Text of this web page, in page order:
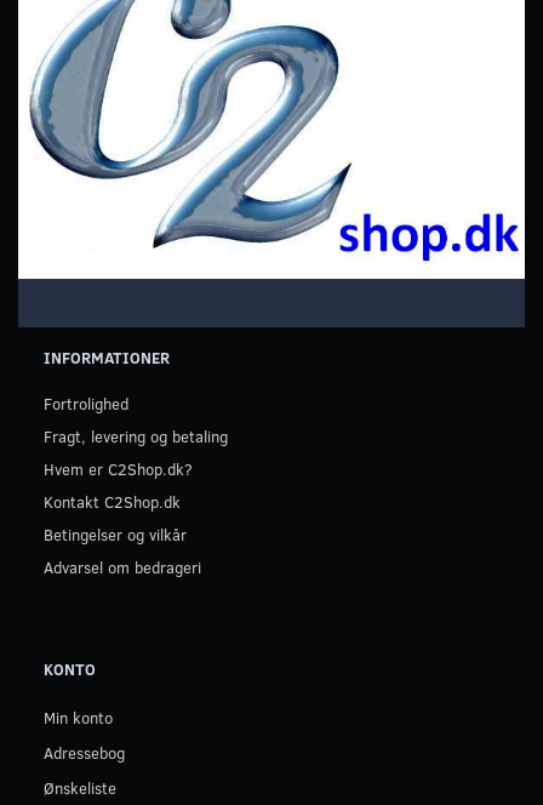
INFORMATIONER
Fortrolighed
Fragt, levering og betaling
Hvem er C2Shop.dk?
Kontakt C2Shop.dk
Betingelser og vilkår
Advarsel om bedrageri
KONTO
Min konto
Adressebog
Ønskeliste